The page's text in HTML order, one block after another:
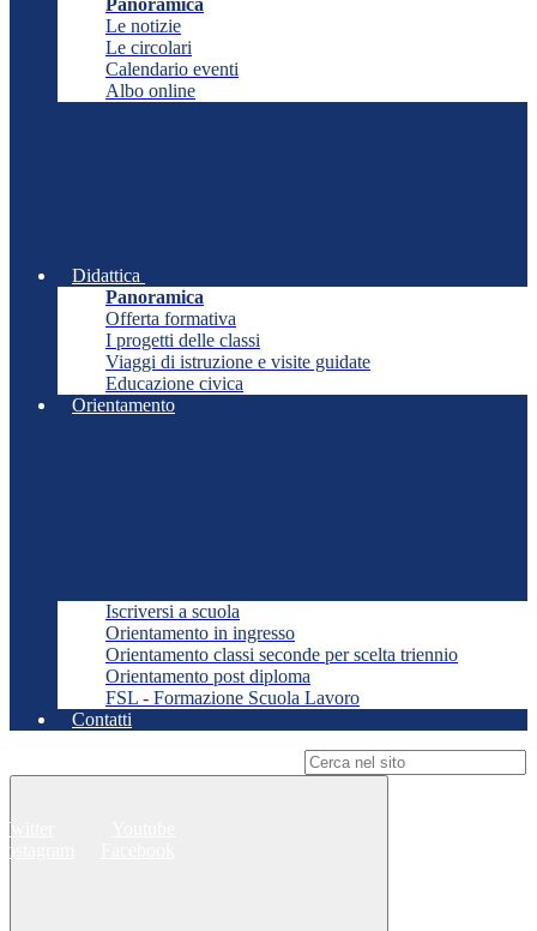
Panoramica
Le notizie
Le circolari
Calendario eventi
Albo online
Didattica
Panoramica
Offerta formativa
I progetti delle classi
Viaggi di istruzione e visite guidate
Educazione civica
Orientamento
Iscriversi a scuola
Orientamento in ingresso
Orientamento classi seconde per scelta triennio
Orientamento post diploma
FSL - Formazione Scuola Lavoro
Contatti
Twitter
Instagram